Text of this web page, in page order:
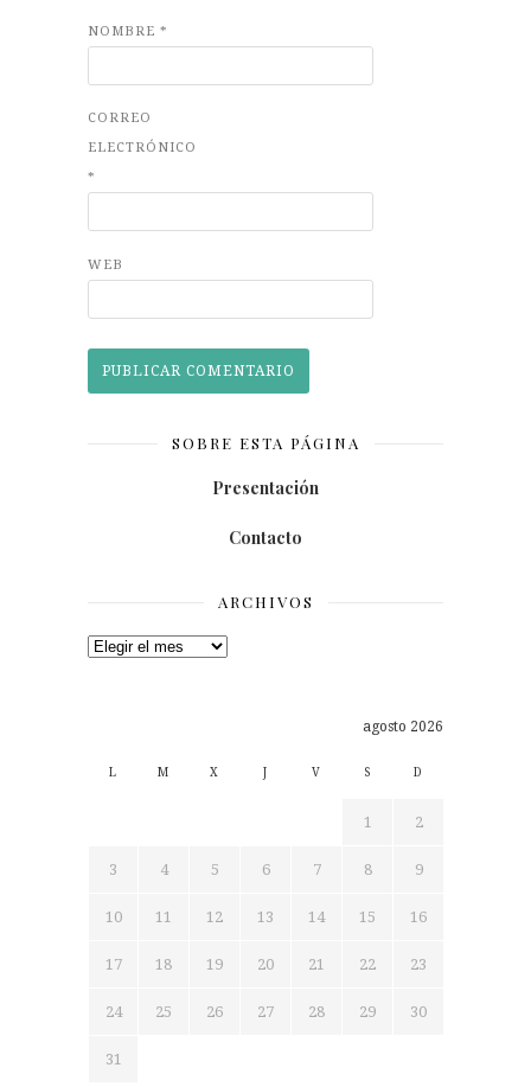
NOMBRE *
CORREO
ELECTRÓNICO
*
WEB
SOBRE ESTA PÁGINA
Presentación
Contacto
ARCHIVOS
Archivos
agosto 2026
L M X J V S D
1 2
3 4 5 6 7 8 9
10 11 12 13 14 15 16
17 18 19 20 21 22 23
24 25 26 27 28 29 30
31